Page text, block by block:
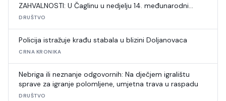
ZAHVALNOSTI: U Čaglinu u nedjelju 14. međunarodni
šahovski turnir
DRUŠTVO
Policija istražuje krađu stabala u blizini Doljanovaca
CRNA KRONIKA
Nebriga ili neznanje odgovornih: Na dječjem igralištu
sprave za igranje polomljene, umjetna trava u raspadu
DRUŠTVO